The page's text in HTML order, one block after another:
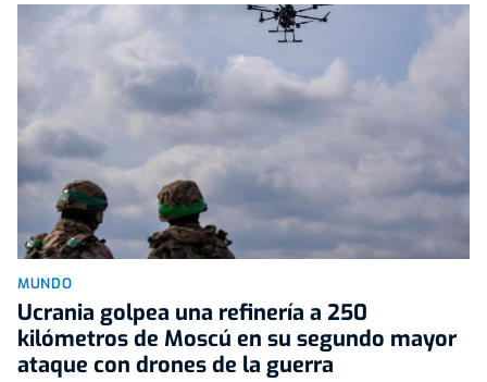
MUNDO
Ucrania golpea una refinería a 250
kilómetros de Moscú en su segundo mayor
ataque con drones de la guerra